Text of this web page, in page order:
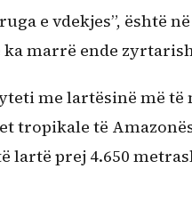
e vdekjes”, është
ka marrë ende
me lartësinë më të
tropikale të
lartë prej 4.650